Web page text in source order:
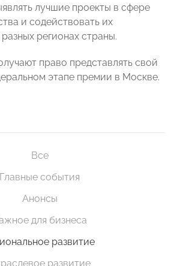
лучшие проекты в сфере
и содействовать их
регионах страны.
право представлять свой
этапе премии в Москве.
Все
Главные события
Анонсы
для бизнеса
развитие
развитие